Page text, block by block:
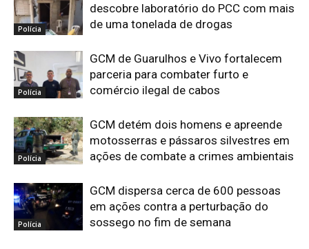
Polícia
descobre laboratório do PCC com mais
de uma tonelada de drogas
Polícia
GCM de Guarulhos e Vivo fortalecem
parceria para combater furto e
comércio ilegal de cabos
Polícia
GCM detém dois homens e apreende
motosserras e pássaros silvestres em
ações de combate a crimes ambientais
Polícia
GCM dispersa cerca de 600 pessoas
em ações contra a perturbação do
sossego no fim de semana